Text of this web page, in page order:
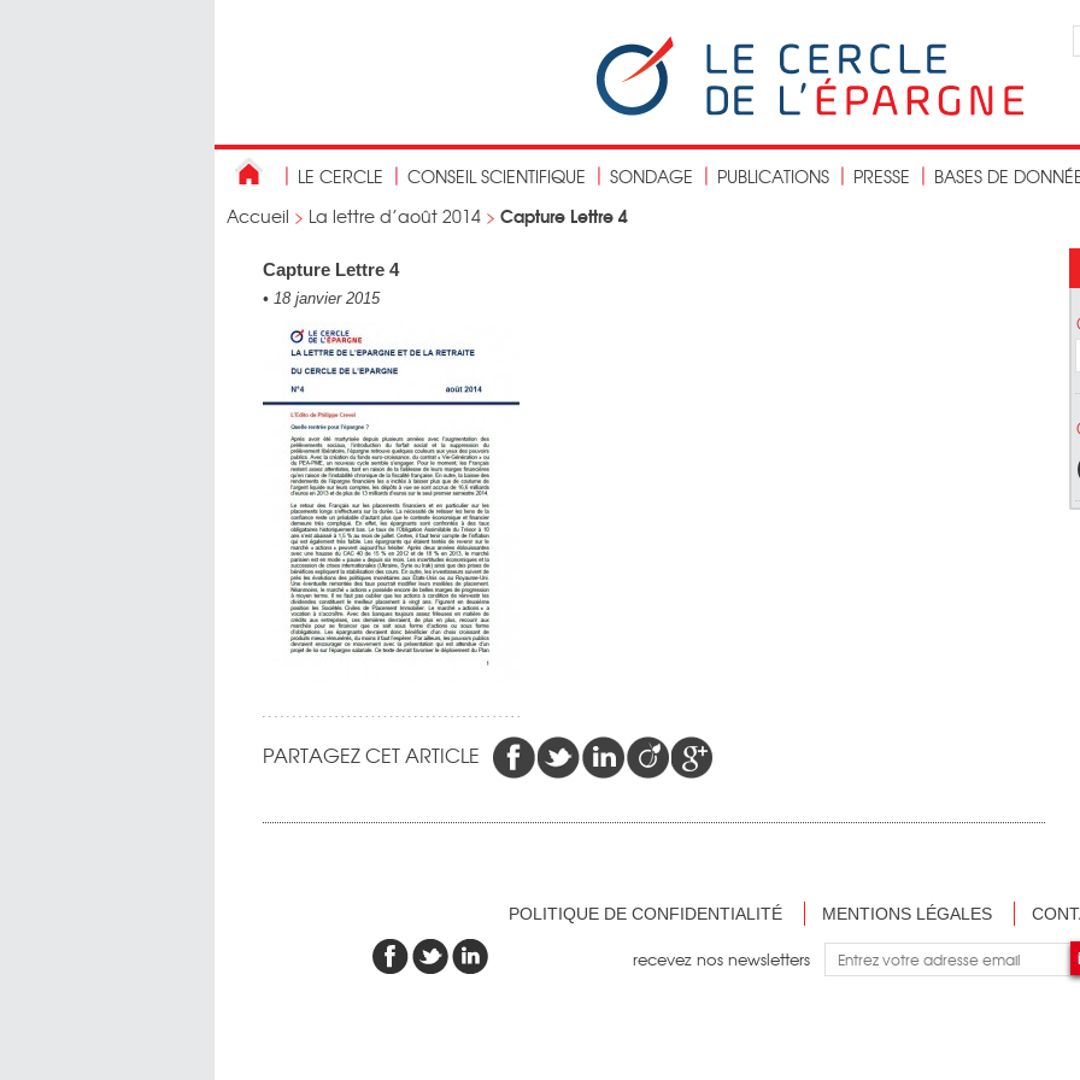
LE CERCLE CONSEIL SCIENTIFIQUE SONDAGE PUBLICATIONS PRESSE
BASES DE
Accueil > La lettre d’août 2014 > Capture Lettre 4
Capture Lettre 4
• 18 janvier 2015
PARTAGEZ CET ARTICLE
POLITIQUE DE CONFIDENTIALITÉ MENTIONS LÉGALES
recevez nos newsletters